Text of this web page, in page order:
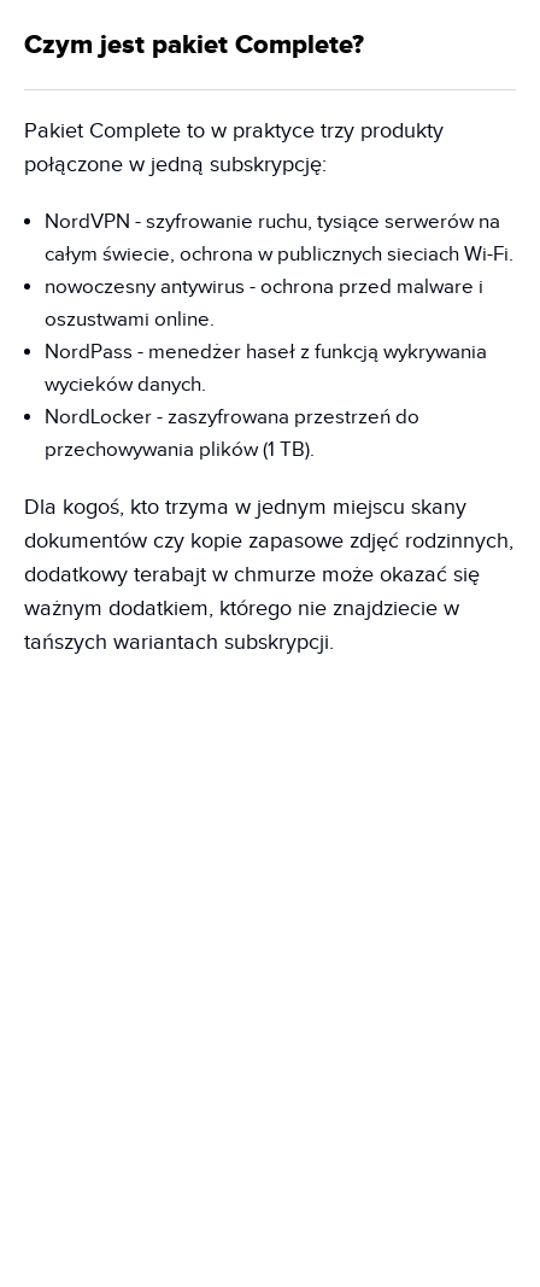
Czym jest pakiet Complete?
Pakiet Complete to w praktyce trzy produkty
połączone w jedną subskrypcję:
NordVPN - szyfrowanie ruchu, tysiące serwerów na
całym świecie, ochrona w publicznych sieciach Wi-Fi.
nowoczesny antywirus - ochrona przed malware i
oszustwami online.
NordPass - menedżer haseł z funkcją wykrywania
wycieków danych.
NordLocker - zaszyfrowana przestrzeń do
przechowywania plików (1 TB).
Dla kogoś, kto trzyma w jednym miejscu skany
dokumentów czy kopie zapasowe zdjęć rodzinnych,
dodatkowy terabajt w chmurze może okazać się
ważnym dodatkiem, którego nie znajdziecie w
tańszych wariantach subskrypcji.